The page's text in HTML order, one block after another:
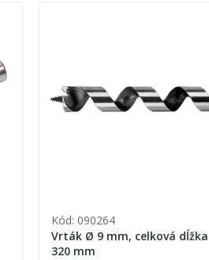
Kód: 090264
Vrták Ø 9 mm, celková dĺžka
320 mm